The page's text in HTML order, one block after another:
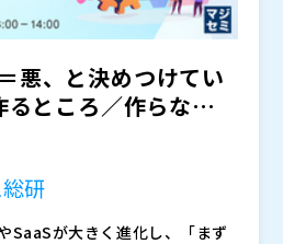
悪、と決めつけてい
ところ／作らないと
研
SaaSが大きく進化し、「まず